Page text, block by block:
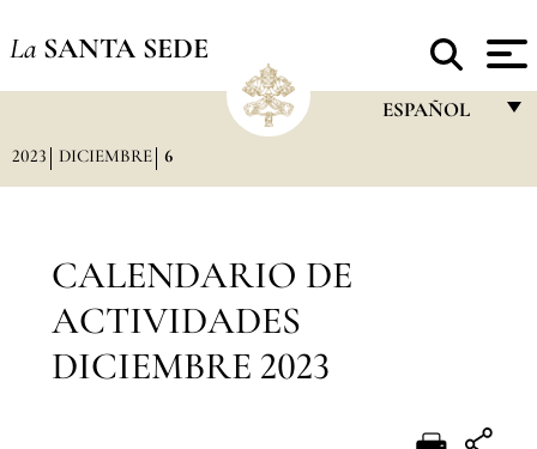
La SANTA SEDE
ESPAÑOL
POLSKI
2023 DICIEMBRE 6
CALENDARIO DE
ACTIVIDADES
DICIEMBRE 2023